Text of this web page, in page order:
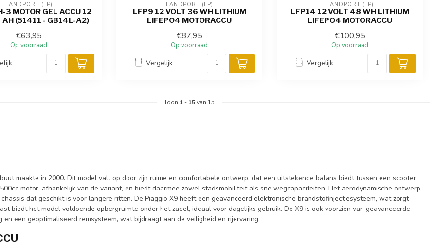
LANDPORT (LP)
3 MOTOR GEL ACCU 12
AH (51411 - GB14L-A2)
€63,95
Op voorraad
LANDPORT (LP)
LFP9 12 VOLT 36 WH LITHIUM
LIFEPO4 MOTORACCU
€87,95
Op voorraad
Vergelijk
LANDPORT (LP)
LFP14 12 VOLT 48 WH LITHIUM
LIFEPO4 MOTORACCU
€100,95
Op voorraad
Vergelijk
Toon 1 - 15van 15
maakte in 2000. Dit model valt op door zijn ruime en comfortabele ontwerp, dat een uitstekende balans biedt tussen een scooter
motor, afhankelijk van de variant, en biedt daarmee zowel stadsmobiliteit als snelwegcapaciteiten. Het aerodynamische ontwerp
dat geschikt is voor langere ritten. De Piaggio X9 heeft een geavanceerd elektronische brandstofinjectiesysteem, wat zorgt
biedt het model voldoende opbergruimte onder het zadel, ideaal voor dagelijks gebruik. De X9 is ook voorzien van geavanceerde
een geoptimaliseerd remsysteem, wat bijdraagt aan de veiligheid en rijervaring.